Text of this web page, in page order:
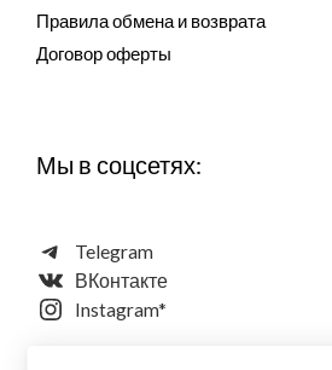
Правила обмена и возврата
Договор оферты
Мы в соцсетях:
Telegram
ВКонтакте
Instagram*